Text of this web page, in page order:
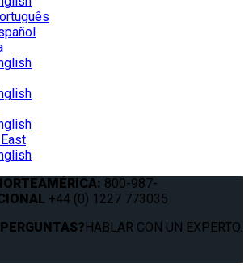
800-987-
+44 (0) 1227 773035
PERGUNTAS?HABLAR CON UN EXPERTO.